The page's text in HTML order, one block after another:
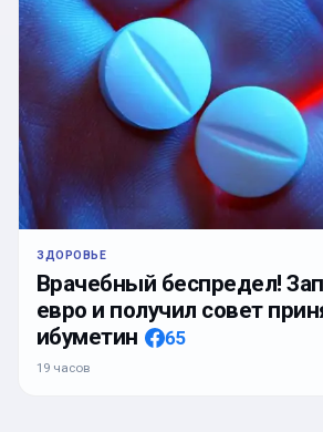
ЗДОРОВЬЕ
Врачебный беспредел!
евро и получил совет
ибуметин
65
19 часов